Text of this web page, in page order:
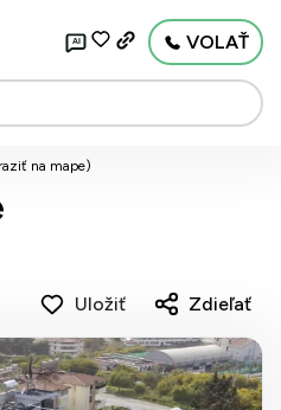
AI VOLAŤ
na mape)
Uložiť Zdieľať